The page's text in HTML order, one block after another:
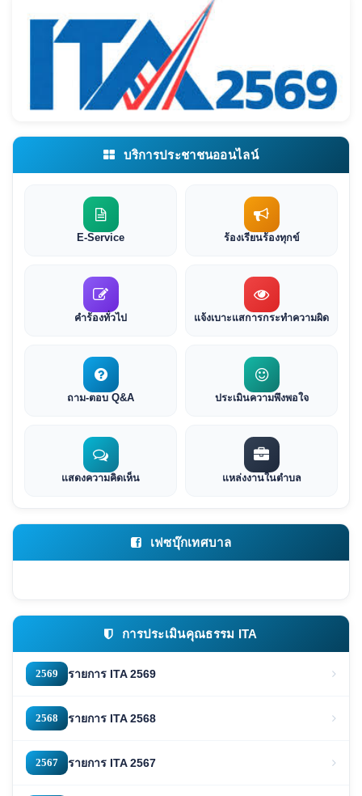
บริการประชาชนออนไลน์
E-Service ร้องเรียนร้องทุกข์
คำร้องทั่วไป แจ้งเบาะแสการกระทำความผิด
ถาม-ตอบ Q&A ประเมินความพึงพอใจ
แสดงความคิดเห็น แหล่งงานในตำบล
เฟซบุ๊กเทศบาล
การประเมินคุณธรรม ITA
2569 รายการ ITA 2569
2568 รายการ ITA 2568
2567 รายการ ITA 2567